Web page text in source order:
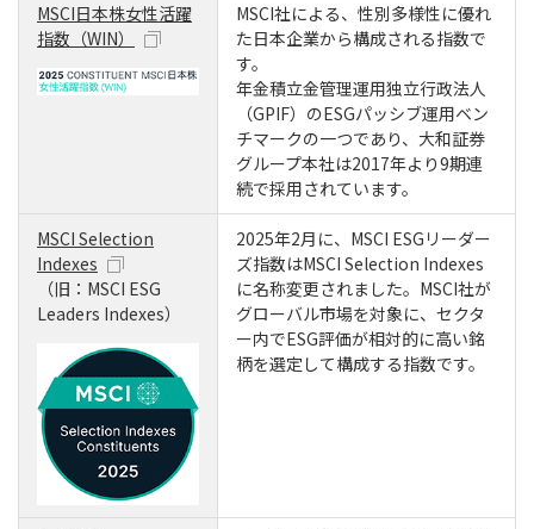
MSCI日本株女性活躍
指数（WIN）
MSCI社による、性別多様性に優れ
た日本企業から構成される指数で
す。
年金積立金管理運用独立行政法人
（GPIF）のESGパッシブ運用ベン
チマークの一つであり、大和証券
グループ本社は2017年より9期連
続で採用されています。
MSCI Selection
Indexes
（旧：MSCI ESG
Leaders Indexes）
2025年2月に、MSCI ESGリーダー
ズ指数はMSCI Selection Indexes
に名称変更されました。MSCI社が
グローバル市場を対象に、セクタ
ー内でESG評価が相対的に高い銘
柄を選定して構成する指数です。